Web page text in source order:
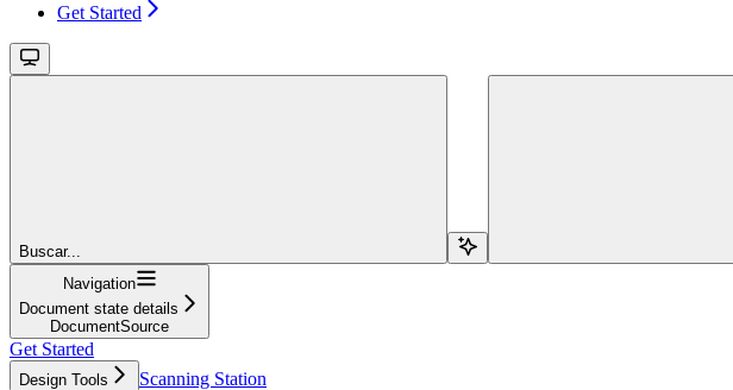
Get Started
Buscar...
Navigation
Document state details
DocumentSource
Get Started
Design Tools
Scanning Station